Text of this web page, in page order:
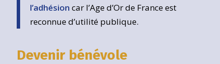
l’adhésion car l’Age d’Or de France est
reconnue d’utilité publique.
Devenir bénévole